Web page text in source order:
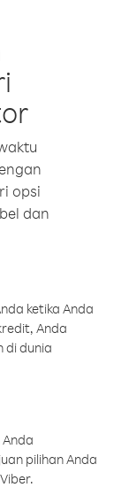
opsi
dan
ketika Anda
Anda
di dunia
pilihan Anda